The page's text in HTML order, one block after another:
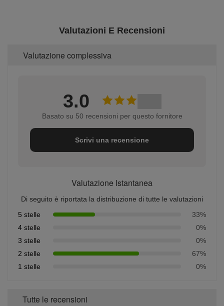
Valutazioni E Recensioni
Valutazione complessiva
3.0
Basato su 50 recensioni per questo fornitore
Scrivi una recensione
Valutazione Istantanea
Di seguito è riportata la distribuzione di tutte le valutazioni
5 stelle
33%
4 stelle
0%
3 stelle
0%
2 stelle
67%
1 stelle
0%
Tutte le recensioni